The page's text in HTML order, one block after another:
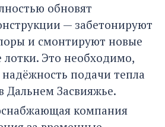
обновят
— забетонируют
и смонтируют новые
Это необходимо,
подачи тепла
Дальнем Засвияжье.
компания